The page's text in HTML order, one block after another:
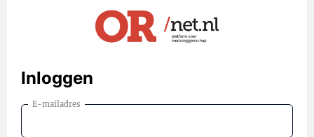
Inloggen
E-mailadres